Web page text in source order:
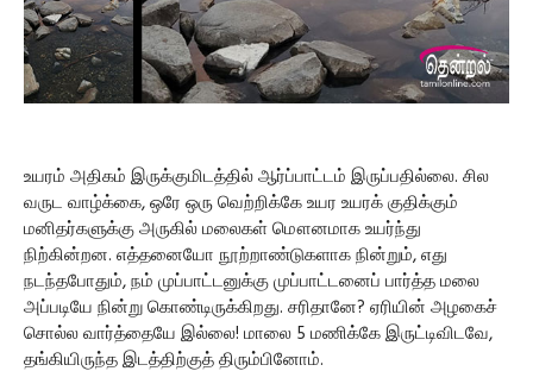
உயரம் அதிகம் இருக்குமிடத்தில் ஆர்ப்பாட்டம் இருப்பதில்லை. சில
வருட வாழ்க்கை, ஒரே ஒரு வெற்றிக்கே உயர உயரக் குதிக்கும்
மனிதர்களுக்கு அருகில் மலைகள் மௌனமாக உயர்ந்து
நிற்கின்றன. எத்தனையோ நூற்றாண்டுகளாக நின்றும், எது
நடந்தபோதும், நம் முப்பாட்டனுக்கு முப்பாட்டனைப் பார்த்த மலை
அப்படியே நின்று கொண்டிருக்கிறது. சரிதானே? ஏரியின் அழகைச்
சொல்ல வார்த்தையே இல்லை! மாலை 5 மணிக்கே இருட்டிவிடவே,
தங்கியிருந்த இடத்திற்குத் திரும்பினோம்.